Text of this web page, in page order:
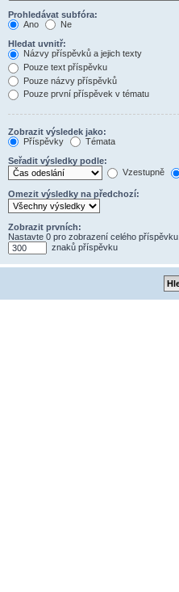
Prohledávat subfóra:
Ano
Ne
Hledat uvnitř:
Názvy příspěvků a jejich texty
Pouze text příspěvku
Pouze názvy příspěvků
Pouze první příspěvek v tématu
Zobrazit výsledek jako:
Příspěvky
Témata
Seřadit výsledky podle:
Vzestupně
Omezit výsledky na předchozí:
Zobrazit prvních:
Nastavte 0 pro zobrazení celého příspěvku.
znaků příspěvku